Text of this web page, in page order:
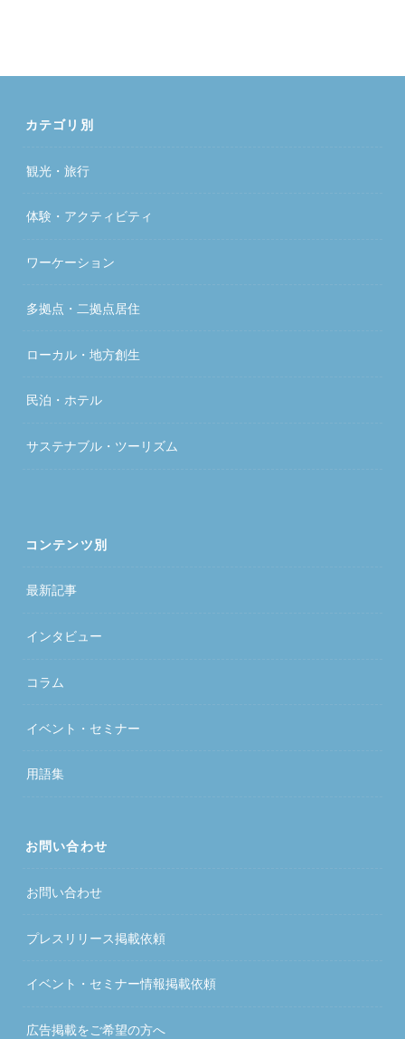
カテゴリ別
観光・旅行
体験・アクティビティ
ワーケーション
多拠点・二拠点居住
ローカル・地方創生
民泊・ホテル
サステナブル・ツーリズム
コンテンツ別
最新記事
インタビュー
コラム
イベント・セミナー
用語集
お問い合わせ
お問い合わせ
プレスリリース掲載依頼
イベント・セミナー情報掲載依頼
広告掲載をご希望の方へ